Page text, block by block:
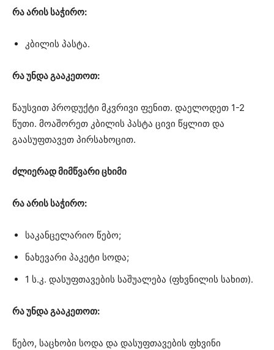
რა არის საჭირო:
კბილის პასტა.
რა უნდა გააკეთოთ:
წაუსვით პროდუქტი მკვრივი ფენით. დაელოდეთ 1-2
წუთი. მოაშორეთ კბილის პასტა ცივი წყლით და
გაასუფთავეთ პირსახოცით.
ძლიერად მიმწვარი ცხიმი
რა არის საჭირო:
საკანცელარიო წებო;
ნახევარი პაკეტი სოდა;
1 ს.კ. დასუფთავების საშუალება (ფხვნილის სახით).
რა უნდა გააკეთოთ:
წებო, საცხობი სოდა და დასუფთავების ფხვინი